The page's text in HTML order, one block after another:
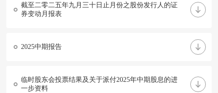
截至二零二五年九月三十日止月份之股份发行人的证
券变动月报表
2025中期报告
临时股东会投票结果及关于派付2025年中期股息的进
一步资料